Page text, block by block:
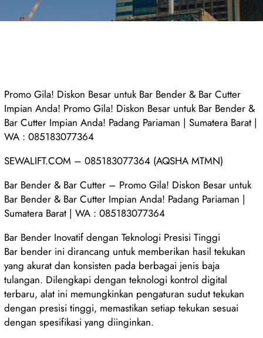
Promo Gila! Diskon Besar untuk Bar Bender & Bar Cutter
Impian Anda! Promo Gila! Diskon Besar untuk Bar Bender &
Bar Cutter Impian Anda! Padang Pariaman | Sumatera Barat |
WA : 085183077364
SEWALIFT.COM – 085183077364 (AQSHA MTMN)
Bar Bender & Bar Cutter – Promo Gila! Diskon Besar untuk
Bar Bender & Bar Cutter Impian Anda! Padang Pariaman |
Sumatera Barat | WA : 085183077364
Bar Bender Inovatif dengan Teknologi Presisi Tinggi
Bar bender ini dirancang untuk memberikan hasil tekukan
yang akurat dan konsisten pada berbagai jenis baja
tulangan. Dilengkapi dengan teknologi kontrol digital
terbaru, alat ini memungkinkan pengaturan sudut tekukan
dengan presisi tinggi, memastikan setiap tekukan sesuai
dengan spesifikasi yang diinginkan.